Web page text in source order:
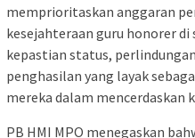
memprioritaskan anggaran
kesejahteraan guru honorer
kepastian status,
penghasilan yang layak
mereka dalam mencerdaskan
PB HMI MPO menegaskan